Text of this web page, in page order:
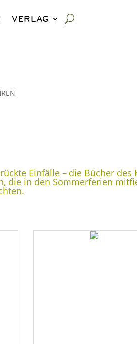
VERLAG
Einfälle – die Bücher
die in den Sommerferien